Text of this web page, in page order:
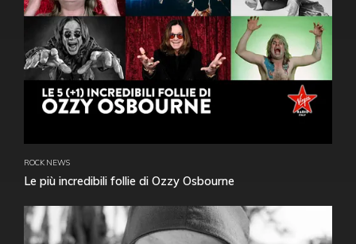
ROCK NEWS
Le più incredibili follie di Ozzy Osbourne